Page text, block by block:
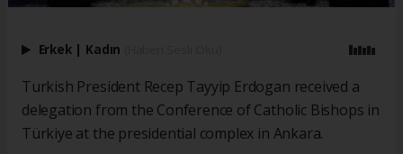
Erkek | Kadın
Turkish President Recep Tayyip Erdogan received a
delegation from the Conference of Catholic Bishops in
Türkiye at the presidential complex in Ankara.